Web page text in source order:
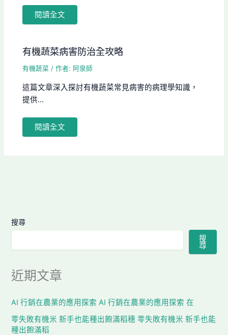
閱讀全文
有機蔬菜病害防治全攻略
有機蔬菜 / 作者: 阿泉師
這篇文章深入探討有機蔬菜常見病害的病理學知識，
提供...
閱讀全文
搜尋
搜
尋
近期文章
AI 行銷在農業的應用探索 AI 行銷在農業的應用探索 在
零失敗有機米 新手也能種出飽滿稻穗 零失敗有機米 新手也能
種出飽滿稻